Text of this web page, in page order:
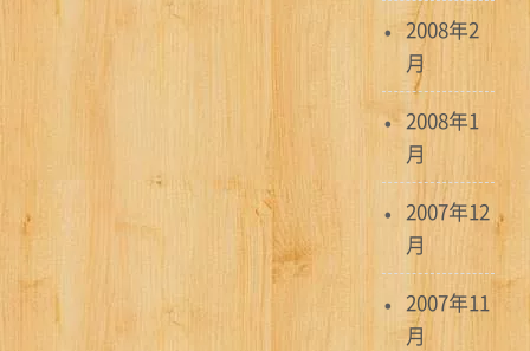
2008年2
月
2008年1
月
2007年12
月
2007年11
月